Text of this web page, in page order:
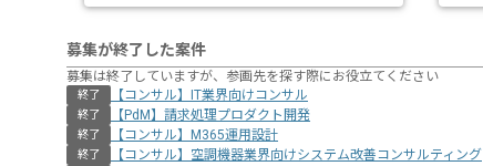
募集が終了した案件
募集は終了していますが、参画先を探す際にお役立てください
終了 【コンサル】IT業界向けコンサル
終了 【PdM】請求処理プロダクト開発
終了 【コンサル】M365運用設計
終了 【コンサル】空調機器業界向けシステム改善コンサルティング